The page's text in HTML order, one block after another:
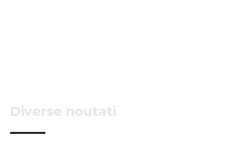
Diverse noutati